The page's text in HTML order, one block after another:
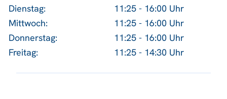
Dienstag:
11:25 - 16:00 Uhr
Mittwoch:
11:25 - 16:00 Uhr
Donnerstag:
11:25 - 16:00 Uhr
Freitag:
11:25 - 14:30 Uhr